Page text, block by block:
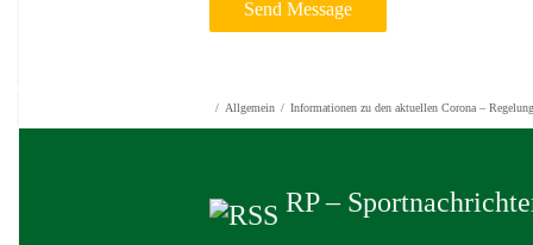
/ Allgemein / Informationen zu den aktuellen Corona –
RP –